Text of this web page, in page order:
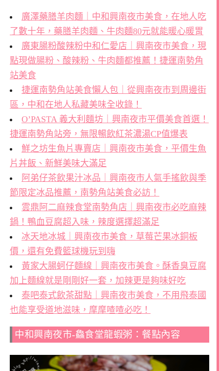
廣澤藥膳羊肉麵｜中和興南夜市美食，在地人吃
了數十年，藥膳羊肉麵、牛肉麵80元就能暖心暖胃
廣東腸粉酸辣粉中和仁愛店｜興南夜市美食，現
點現做腸粉、酸辣粉、牛肉麵都推薦！捷運南勢角
站美食
捷運南勢角站美食懶人包｜從興南夜市到周邊街
區，中和在地人私藏美味全收錄！
O’PASTA 義大利麵坊｜興南夜市平價美食首選！
捷運南勢角站旁，無限暢飲紅茶濃湯CP值爆表
鮮之坊生魚片專賣店｜興南夜市美食，平價生魚
片丼飯、新鮮美味大滿足
阿弟仔茶飲果汁冰品｜興南夜市人氣手搖飲與季
節限定冰品推薦，南勢角站美食必訪！
雲鼎阿二麻辣食堂南勢角店｜興南夜市必吃麻辣
鍋！鴨血豆腐超入味，辣度選擇超滿足
冰天地冰城｜興南夜市美食，草莓芒果冰銅板
價，還有免費籃球機玩到嗨
黃家大腸蚵仔麵線｜興南夜市美食。酥香臭豆腐
加上麵線就是剛剛好一套，加辣更是夠味好吃
泰吧泰式飲茶甜點｜興南夜市美食，不用飛泰國
也能享受道地滋味，摩摩喳喳必吃！
中和興南夜市-鱻食堂龍蝦粥：餐點內容